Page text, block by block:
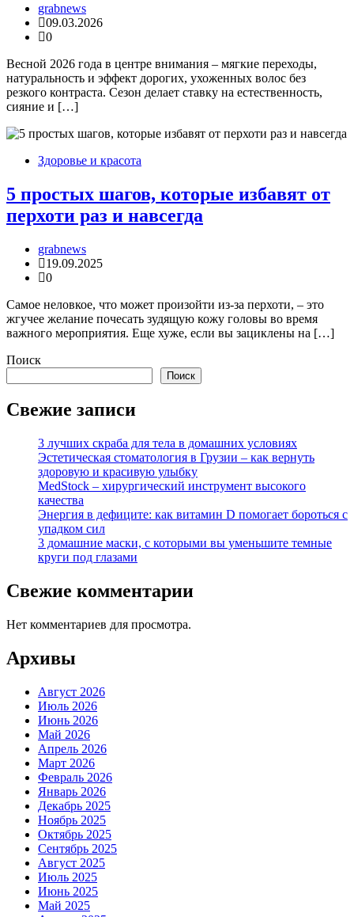
grabnews
09.03.2026
0
Весной 2026 года в центре внимания – мягкие переходы,
натуральность и эффект дорогих, ухоженных волос без
резкого контраста. Сезон делает ставку на естественность,
сияние и […]
Здоровье и красота
5 простых шагов, которые избавят от
перхоти раз и навсегда
grabnews
19.09.2025
0
Самое неловкое, что может произойти из-за перхоти, – это
жгучее желание почесать зудящую кожу головы во время
важного мероприятия. Еще хуже, если вы зациклены на […]
Поиск
Поиск
Свежие записи
3 лучших скраба для тела в домашних условиях
Эстетическая стоматология в Грузии – как вернуть
здоровую и красивую улыбку
MedStock – хирургический инструмент высокого
качества
Энергия в дефиците: как витамин D помогает бороться с
упадком сил
3 домашние маски, с которыми вы уменьшите темные
круги под глазами
Свежие комментарии
Нет комментариев для просмотра.
Архивы
Август 2026
Июль 2026
Июнь 2026
Май 2026
Апрель 2026
Март 2026
Февраль 2026
Январь 2026
Декабрь 2025
Ноябрь 2025
Октябрь 2025
Сентябрь 2025
Август 2025
Июль 2025
Июнь 2025
Май 2025